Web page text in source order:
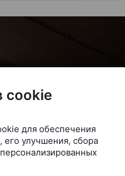
cookie
для обеспечения
его улучшения, сбора